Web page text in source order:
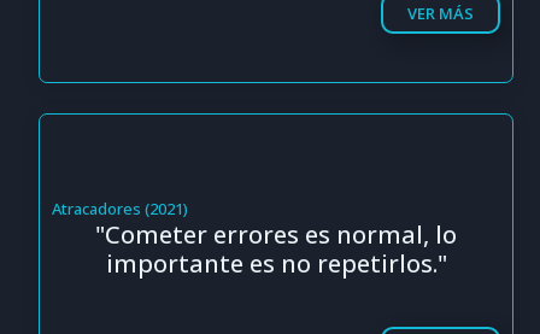
VER MÁS
Atracadores (2021)
"Cometer errores es normal, lo
importante es no repetirlos."